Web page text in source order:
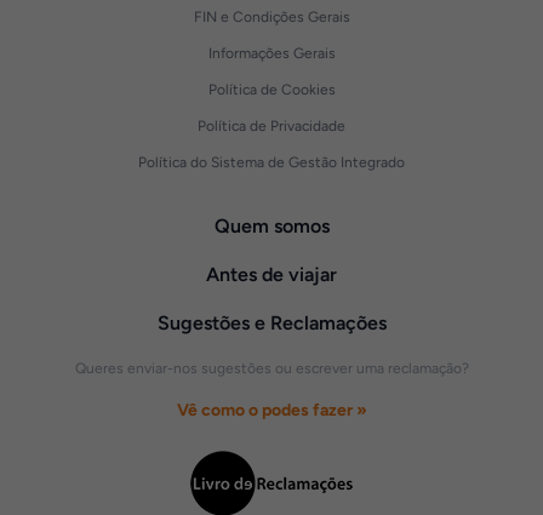
FIN e Condições Gerais
Informações Gerais
Política de Cookies
Política de Privacidade
Política do Sistema de Gestão Integrado
Quem somos
Antes de viajar
Sugestões e Reclamações
Queres enviar-nos sugestões ou escrever uma reclamação?
Vê como o podes fazer »